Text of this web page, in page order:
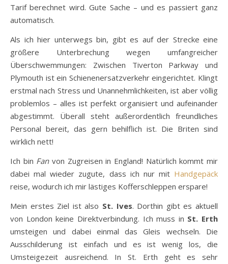
Tarif berechnet wird. Gute Sache – und es passiert ganz
automatisch.
Als ich hier unterwegs bin, gibt es auf der Strecke eine
größere Unterbrechung wegen umfangreicher
Überschwemmungen: Zwischen Tiverton Parkway und
Plymouth ist ein Schienenersatzverkehr eingerichtet. Klingt
erstmal nach Stress und Unannehmlichkeiten, ist aber völlig
problemlos – alles ist perfekt organisiert und aufeinander
abgestimmt. Überall steht außerordentlich freundliches
Personal bereit, das gern behilflich ist. Die Briten sind
wirklich nett!
Ich bin Fanvon Zugreisen in England! Natürlich kommt mir
dabei mal wieder zugute, dass ich nur mit Handgepäck
reise, wodurch ich mir lästiges Kofferschleppen erspare!
Mein erstes Ziel ist also St. Ives. Dorthin gibt es aktuell
von London keine Direktverbindung. Ich muss in St. Erth
umsteigen und dabei einmal das Gleis wechseln. Die
Ausschilderung ist einfach und es ist wenig los, die
Umsteigezeit ausreichend. In St. Erth geht es sehr